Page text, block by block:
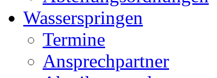
Wasserspringen
Termine
Ansprechpartner